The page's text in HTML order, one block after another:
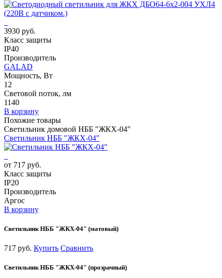
3930 руб.
Класс защиты
IP40
Производитель
GALAD
Мощность, Вт
12
Световой поток, лм
1140
В корзину
Похожие товары
Светильник домовой НББ "ЖКХ-04"
Светильник НББ "ЖКХ-04"
от 717 руб.
Класс защиты
IP20
Производитель
Аргос
В корзину
Светильник НББ "ЖКХ-04" (матовый)
717 руб. Купить Сравнить
Светильник НББ "ЖКХ-04" (прозрачный)